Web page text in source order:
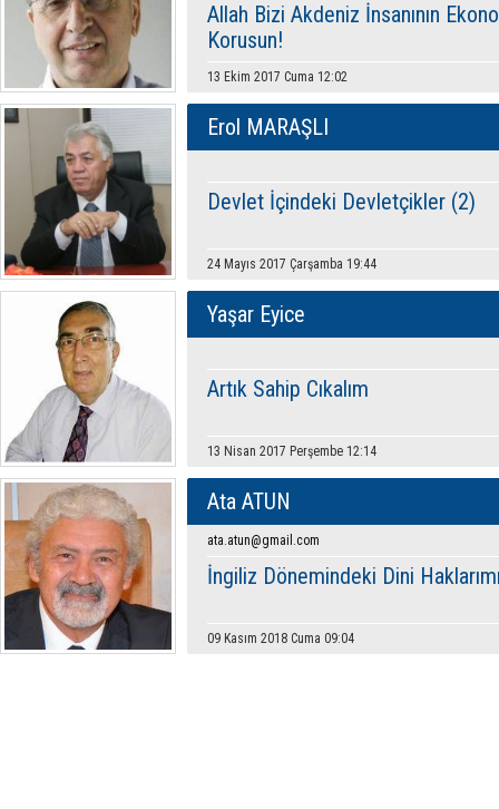
Allah Bizi Akdeniz İnsanının
Korusun!
13 Ekim 2017 Cuma 12:02
Erol MARAŞLI
Devlet İçindeki Devletçikler (2)
24 Mayıs 2017 Çarşamba 19:44
Yaşar Eyice
Artık Sahip Cıkalım
13 Nisan 2017 Perşembe 12:14
Ata ATUN
ata.atun@gmail.com
İngiliz Dönemindeki Dini
09 Kasım 2018 Cuma 09:04